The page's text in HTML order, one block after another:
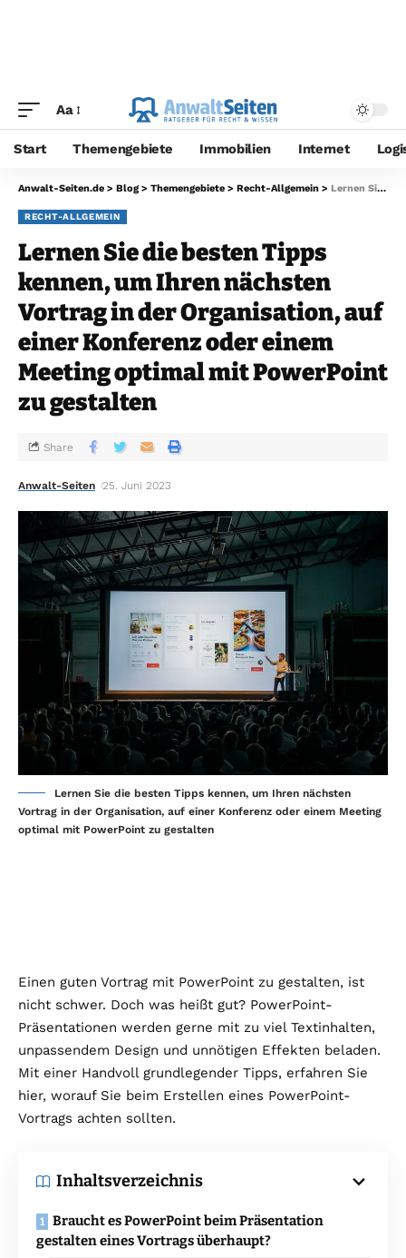
Aa
Start Themengebiete Immobilien Internet
Anwalt-Seiten.de > Blog > Themengebiete > Recht-Allgemein > Lernen Sie die besten Tipps kennen, um Ihren nächsten Vortrag in der Organisation, auf einer Konferenz oder einem Meeting optimal mit PowerPoint zu gestalten
RECHT-ALLGEMEIN
Lernen Sie die besten Tipps
kennen, um Ihren nächsten
Vortrag in der Organisation, auf
einer Konferenz oder einem
Meeting optimal mit PowerPoint
zu gestalten
Anwalt-Seiten 25. Juni 2023
Share
Lernen Sie die besten Tipps kennen, um Ihren nächsten
Vortrag in der Organisation, auf einer Konferenz oder einem Meeting
optimal mit PowerPoint zu gestalten
Einen guten Vortrag mit PowerPoint zu gestalten, ist
nicht schwer. Doch was heißt gut? PowerPoint-
Präsentationen werden gerne mit zu viel Textinhalten,
unpassendem Design und unnötigen Effekten beladen.
Mit einer Handvoll grundlegender Tipps, erfahren Sie
hier, worauf Sie beim Erstellen eines PowerPoint-
Vortrags achten sollten.
Inhaltsverzeichnis
Braucht es PowerPoint beim Präsentation
gestalten eines Vortrags überhaupt?